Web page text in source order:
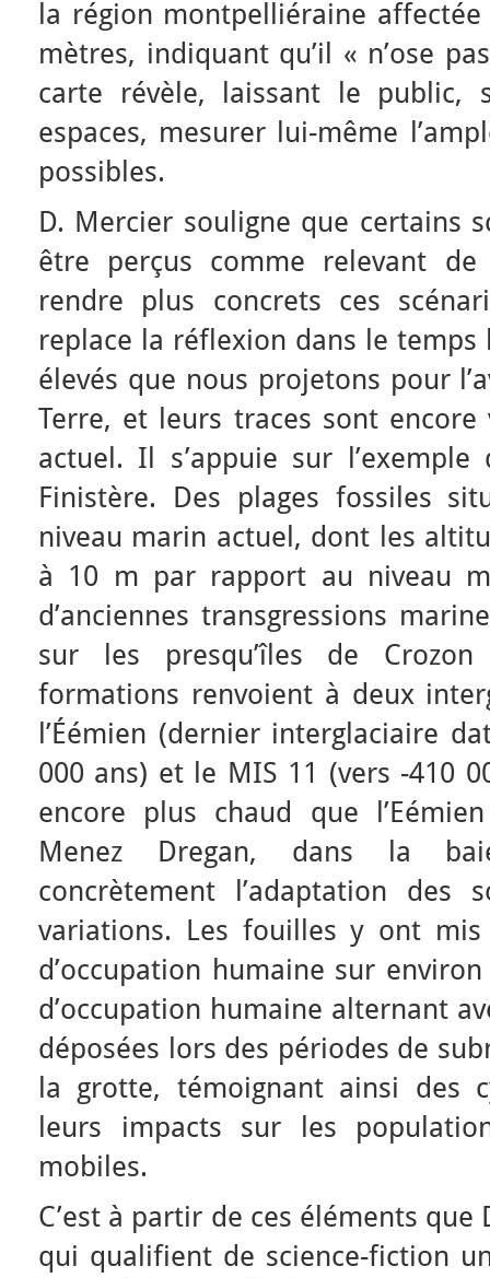
la région montpelliéraine
mètres, indiquant qu’il « n’ose
carte révèle, laissant le public,
espaces, mesurer lui-même
possibles.
D. Mercier souligne que certains
être perçus comme relevant de
rendre plus concrets ces
replace la réflexion dans le temps
élevés que nous projetons pour
Terre, et leurs traces sont encore
actuel. Il s’appuie sur
Finistère. Des plages fossiles
niveau marin actuel, dont les
à 10 m par rapport au niveau
d’anciennes transgressions
sur les presqu’îles de
formations renvoient à deux
l’Éémien (dernier interglaciaire
000 ans) et le MIS 11 (vers -410
encore plus chaud que
Menez Dregan, dans la
concrètement l’adaptation des
variations. Les fouilles y ont mis
d’occupation humaine sur
d’occupation humaine alternant
déposées lors des périodes de
la grotte, témoignant ainsi des
leurs impacts sur les
mobiles.
C’est à partir de ces éléments
qui qualifient de science-fiction